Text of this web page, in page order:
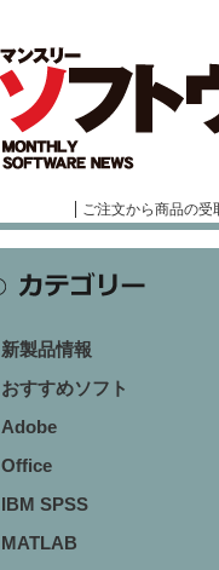
ご注文から商品の受
新製品情報
おすすめソフト
Adobe
Office
IBM SPSS
MATLAB